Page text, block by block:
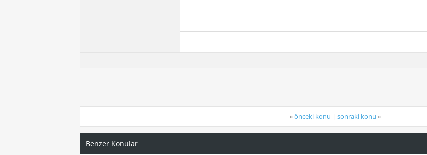
«önceki konu | sonraki konu »
Benzer Konular